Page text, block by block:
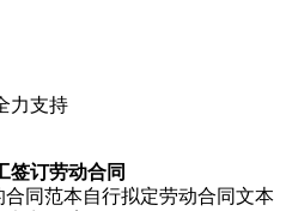
力支持
签订劳动合同
同范本自行拟定劳动合同文本